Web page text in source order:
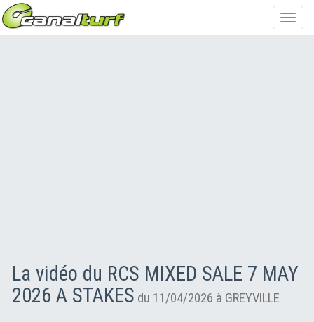
La vidéo du RCS MIXED SALE 7 MAY
2026 A STAKES du 11/04/2026 à GREYVILLE